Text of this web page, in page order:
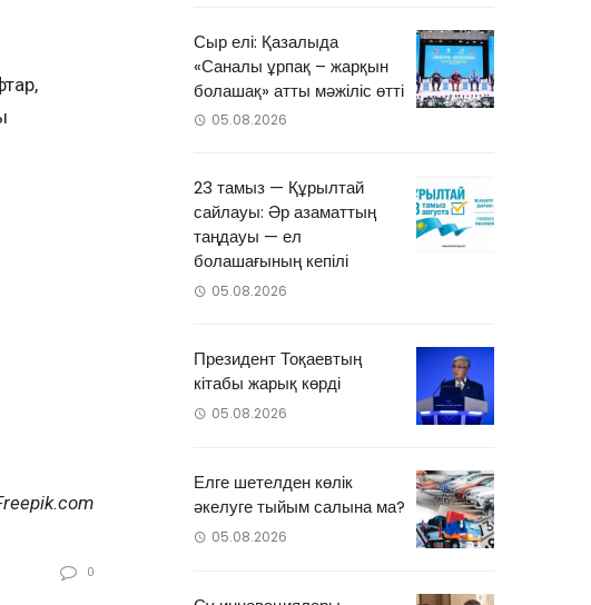
0
Сыр елі: Қазалыда
«Саналы ұрпақ – жарқын
болашақ» атты мәжіліс өтті
05.08.2026
23 тамыз — Құрылтай
сайлауы: Әр азаматтың
таңдауы — ел
болашағының кепілі
05.08.2026
Президент Тоқаевтың
кітабы жарық көрді
05.08.2026
Елге шетелден көлік
әкелуге тыйым салына ма?
05.08.2026